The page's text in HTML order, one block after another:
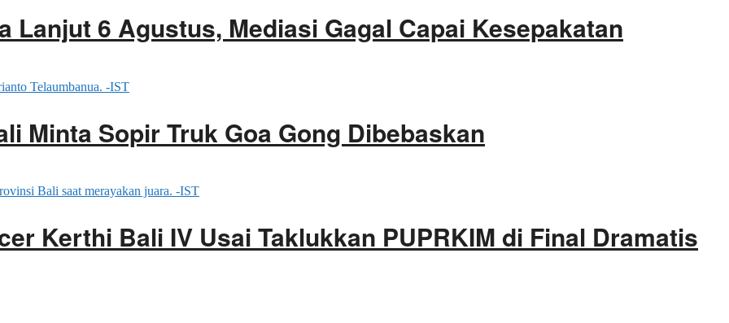
Lanjut 6 Agustus, Mediasi Gagal Capai Kesepakatan
Minta Sopir Truk Goa Gong Dibebaskan
Kerthi Bali IV Usai Taklukkan PUPRKIM di Final Dramatis